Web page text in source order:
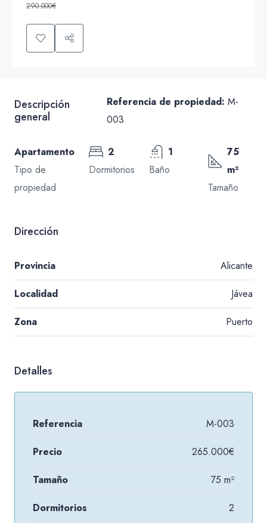
290.000€
Descripción
general
Referencia de propiedad: M-
003
Apartamento
Tipo de
propiedad
2
Dormitorios
1
Baño
75
m²
Tamaño
Dirección
Provincia Alicante
Localidad Jávea
Zona Puerto
Detalles
Referencia M-003
Precio 265.000€
Tamaño 75 m²
Dormitorios 2